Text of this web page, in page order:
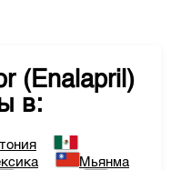
(Enalapril)
в:
Мьянма